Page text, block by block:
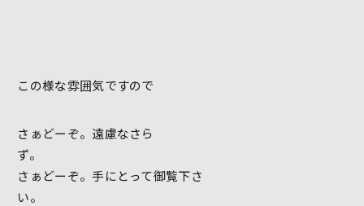
この様な雰囲気ですので
さぁどーぞ。遠慮なさら
ず
さぁどーぞ。手にとって御覧下さ